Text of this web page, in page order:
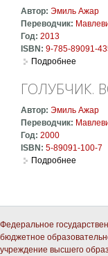
Автор: Эмиль Ажар
Переводчик:
Год: 2013
ISBN: 9-785-89091-
Подробнее
ГОЛУБЧИК.
Автор: Эмиль Ажар
Переводчик:
Год: 2000
ISBN: 5-89091-100-7
Подробнее
Федеральное
бюджетное
учреждение высшего